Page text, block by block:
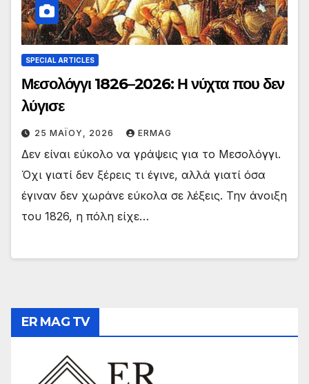
SPECIAL ARTICLES
Μεσολόγγι 1826–2026: Η νύχτα που δεν
λύγισε
25 ΜΑΪ́ΟΥ, 2026 ERMAG
Δεν είναι εύκολο να γράψεις για το Μεσολόγγι.
Όχι γιατί δεν ξέρεις τι έγινε, αλλά γιατί όσα
έγιναν δεν χωράνε εύκολα σε λέξεις. Την άνοιξη
του 1826, η πόλη είχε…
ER MAG TV